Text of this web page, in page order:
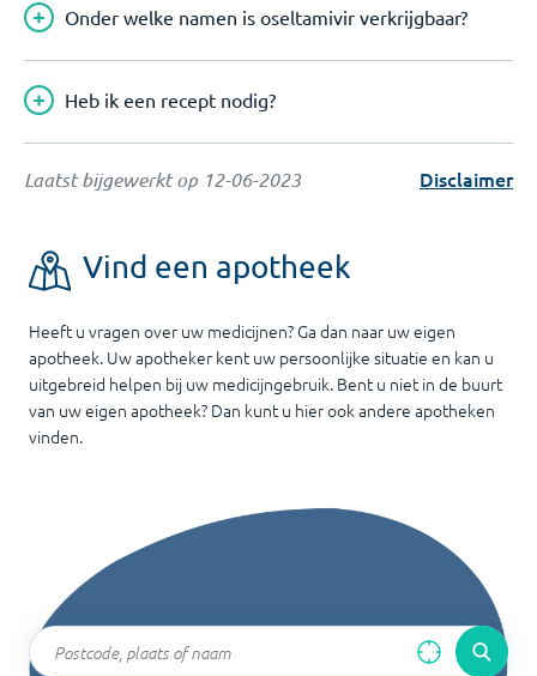
Onder welke namen is oseltamivir verkrijgbaar?
Heb ik een recept nodig?
Laatst bijgewerkt op 12-06-2023 Disclaimer
Vind een apotheek
Heeft u vragen over uw medicijnen? Ga dan naar uw eigen
apotheek. Uw apotheker kent uw persoonlijke situatie en kan u
uitgebreid helpen bij uw medicijngebruik. Bent u niet in de buurt
van uw eigen apotheek? Dan kunt u hier ook andere apotheken
vinden.